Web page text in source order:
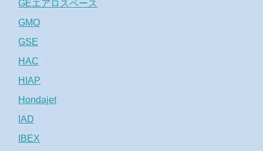
GEエアロスペース
GMO
GSE
HAC
HIAP
Hondajet
IAD
IBEX